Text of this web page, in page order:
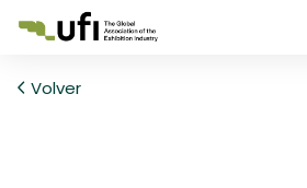
Volver